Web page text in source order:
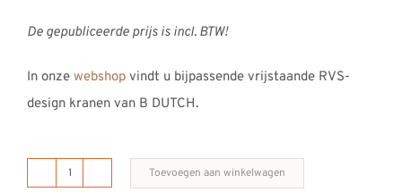
De gepubliceerde prijs is incl. BTW!
In onze webshop vindt u bijpassende vrijstaande RVS-
design kranen van B DUTCH.
B
Toevoegen aan winkelwagen